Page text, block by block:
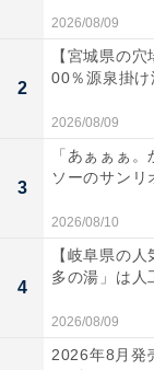
2026/08/09
2
【宮城県の
00％源泉掛
2026/08/09
3
「あぁぁぁ
ソーのサン
2026/08/10
4
【岐阜県の
多の湯」は人
2026/08/09
2026年8月発